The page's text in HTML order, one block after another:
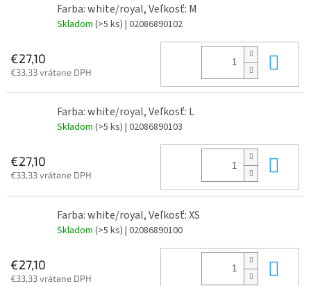
Farba: white/royal, Veľkosť: M
Skladom (>5 ks) | 02086890102
€27,10
€33,33 vrátane DPH
Farba: white/royal, Veľkosť: L
Skladom (>5 ks) | 02086890103
€27,10
€33,33 vrátane DPH
Farba: white/royal, Veľkosť: XS
Skladom (>5 ks) | 02086890100
€27,10
€33,33 vrátane DPH